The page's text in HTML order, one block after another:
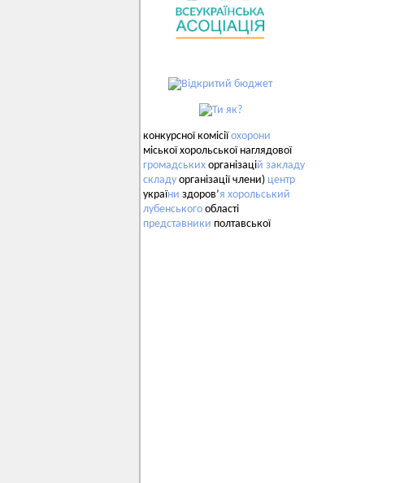
конкурсної комісіїохорони
міської хорольської наглядової
громадських організацій закладу
складу організації члени) центр
україни здоров’я хорольський
лубенського області
представники полтавської